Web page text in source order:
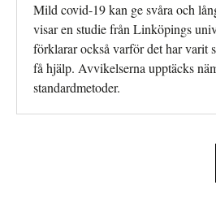
Mild covid-19 kan ge svåra och
visar en studie från Linköpings
förklarar också varför det har varit
få hjälp. Avvikelserna upptäcks
standardmetoder.